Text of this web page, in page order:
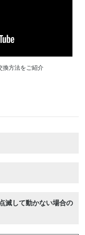
customizy/single-
換方法をご紹介
滅して動かない場合の